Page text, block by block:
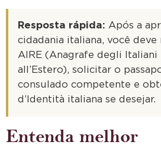
Resposta rápida: Após a
cidadania italiana, você
AIRE (Anagrafe degli Italiani
all’Estero), solicitar o
consulado competente e
d’Identità italiana se desejar.
Entenda melhor